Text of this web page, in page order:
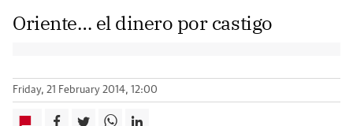
Oriente… el dinero por castigo
Friday, 21 February 2014, 12:00